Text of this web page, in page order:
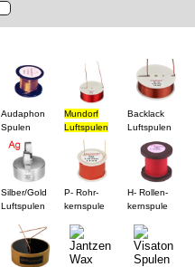
Audaphon
Spulen
Mundorf
Luftspulen
Backlack
Luftspulen
Silber/Gold
Luftspulen
P- Rohr-
kernspule
H- Rollen-
kernspule